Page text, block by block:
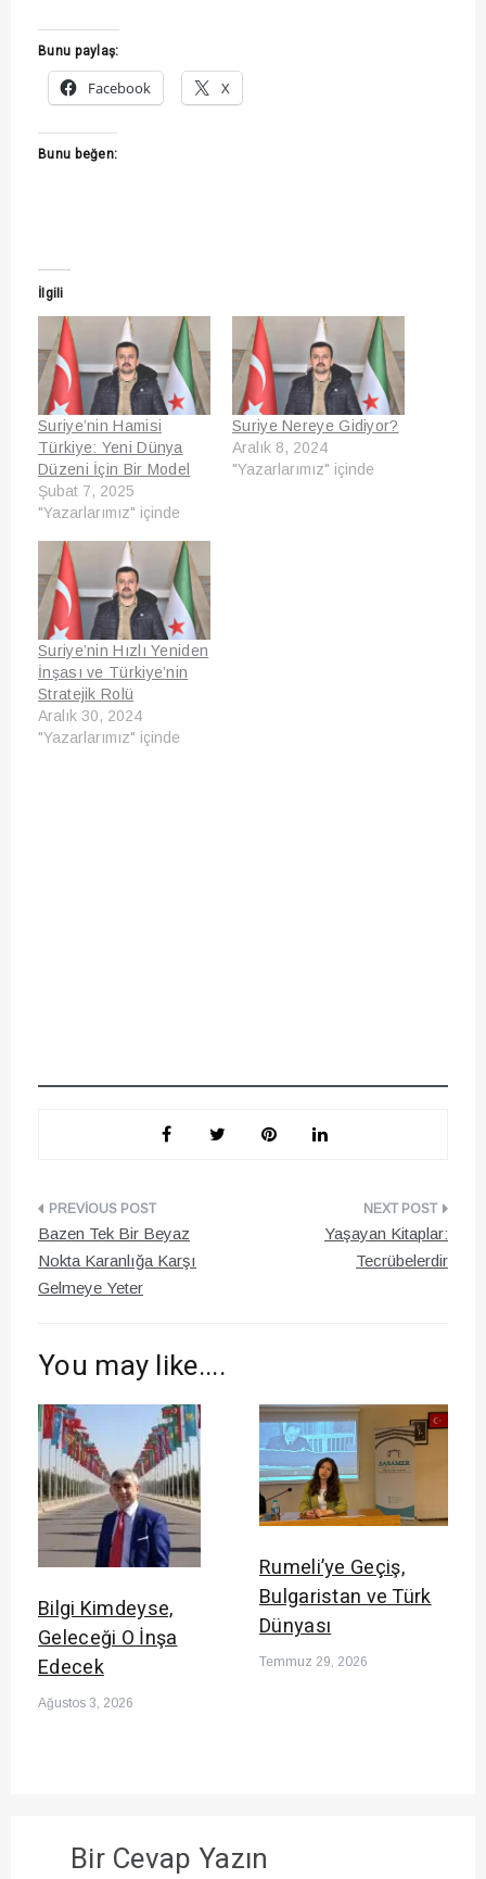
Bunu paylaş:
Facebook
X
Bunu beğen:
İlgili
Suriye’nin Hamisi
Türkiye: Yeni Dünya
Düzeni İçin Bir Model
Şubat 7, 2025
"Yazarlarımız" içinde
Suriye Nereye Gidiyor?
Aralık 8, 2024
"Yazarlarımız" içinde
Suriye’nin Hızlı Yeniden
İnşası ve Türkiye’nin
Stratejik Rolü
Aralık 30, 2024
"Yazarlarımız" içinde
Yazı
gezinmesi
Bazen Tek Bir Beyaz
Nokta Karanlığa Karşı
Gelmeye Yeter
Yaşayan Kitaplar:
Tecrübelerdir
You may like....
Bilgi Kimdeyse,
Geleceği O İnşa
Edecek
Ağustos 3, 2026
Rumeli’ye Geçiş,
Bulgaristan ve Türk
Dünyası
Temmuz 29, 2026
Bir Cevap Yazın